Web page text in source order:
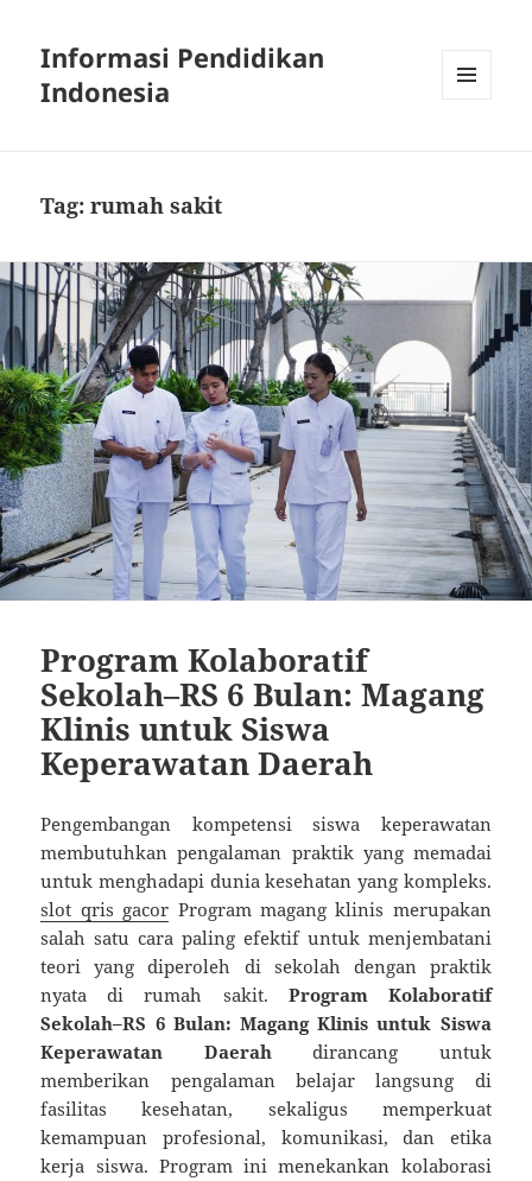
Informasi Pendidikan
Indonesia
Tag:rumah sakit
Program Kolaboratif
Sekolah–RS 6 Bulan: Magang
Klinis untuk Siswa
Keperawatan Daerah
Pengembangan kompetensi siswa keperawatan
membutuhkan pengalaman praktik yang memadai
untuk menghadapi dunia kesehatan yang kompleks.
slot qris gacor Program magang klinis merupakan
salah satu cara paling efektif untuk menjembatani
teori yang diperoleh di sekolah dengan praktik
nyata di rumah sakit. Program Kolaboratif
Sekolah–RS 6 Bulan: Magang Klinis untuk Siswa
Keperawatan Daerahdirancang untuk
memberikan pengalaman belajar langsung di
fasilitas kesehatan, sekaligus memperkuat
kemampuan profesional, komunikasi, dan etika
kerja siswa. Program ini menekankan kolaborasi